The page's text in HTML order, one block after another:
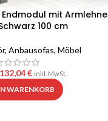
mit Armlehne
100 cm
,Anbausofas,Möbel
132,04€ inkl. MwSt.
WARENKORB